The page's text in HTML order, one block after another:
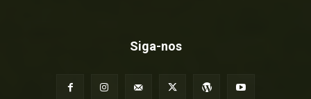
Siga-nos